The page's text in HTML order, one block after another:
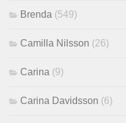
Brenda (549)
Camilla Nilsson (26)
Carina (9)
Carina Davidsson (6)